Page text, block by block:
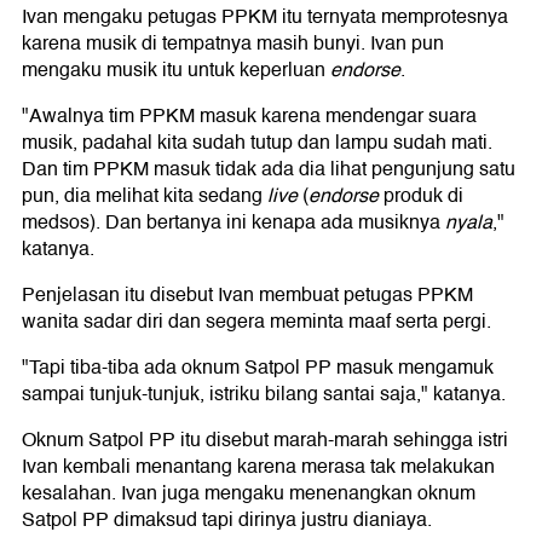
Ivan mengaku petugas PPKM itu ternyata memprotesnya
karena musik di tempatnya masih bunyi. Ivan pun
mengaku musik itu untuk keperluan endorse.
"Awalnya tim PPKM masuk karena mendengar suara
musik, padahal kita sudah tutup dan lampu sudah mati.
Dan tim PPKM masuk tidak ada dia lihat pengunjung satu
pun, dia melihat kita sedang live(endorseproduk di
medsos). Dan bertanya ini kenapa ada musiknyanyala,"
katanya.
Penjelasan itu disebut Ivan membuat petugas PPKM
wanita sadar diri dan segera meminta maaf serta pergi.
"Tapi tiba-tiba ada oknum Satpol PP masuk mengamuk
sampai tunjuk-tunjuk, istriku bilang santai saja," katanya.
Oknum Satpol PP itu disebut marah-marah sehingga istri
Ivan kembali menantang karena merasa tak melakukan
kesalahan. Ivan juga mengaku menenangkan oknum
Satpol PP dimaksud tapi dirinya justru dianiaya.